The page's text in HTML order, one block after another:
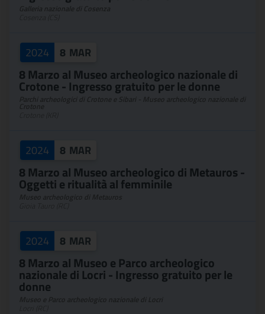
2024 8 MAR
8 Marzo al Museo archeologico nazionale di
Crotone - Ingresso gratuito per le donne
2024 8 MAR
8 Marzo al Museo archeologico di Metauros -
Oggetti e ritualità al femminile
2024 8 MAR
8 Marzo al Museo e Parco archeologico
nazionale di Locri - Ingresso gratuito per le
donne